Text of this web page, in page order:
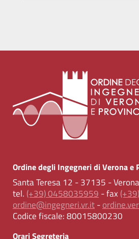
Ordine degli Ingegneri di Verona e
Santa Teresa 12 - 37135 - Verona
tel. (+39) 0458035959 - fax
ordine@ingegneri.vr.it-
Codice fiscale:80015800230
Orari Segreteria